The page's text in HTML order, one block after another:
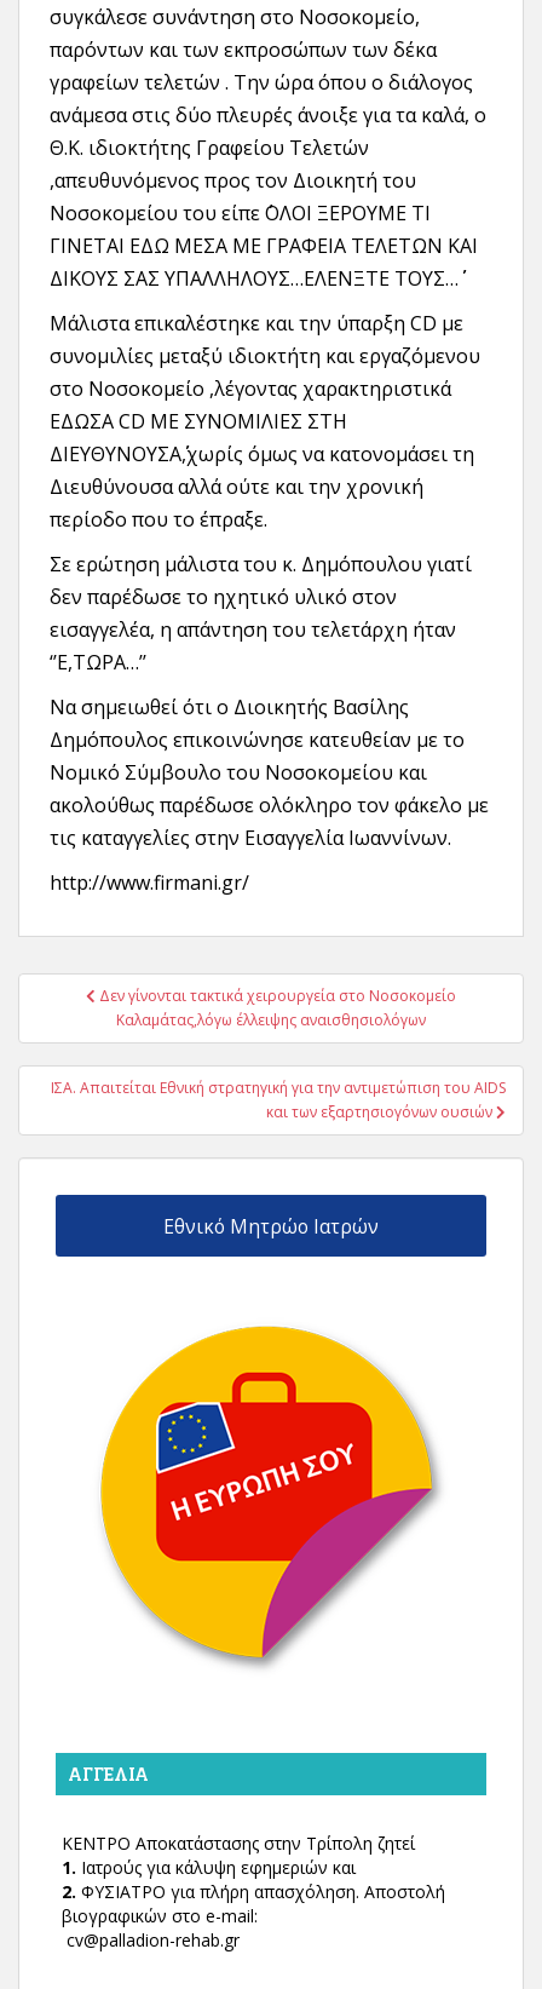
συγκάλεσε συνάντηση στο Νοσοκομείο,
παρόντων και των εκπροσώπων των δέκα
γραφείων τελετών . Την ώρα όπου ο διάλογος
ανάμεσα στις δύο πλευρές άνοιξε για τα καλά, ο
Θ.Κ. ιδιοκτήτης Γραφείου Τελετών
,απευθυνόμενος προς τον Διοικητή του
Νοσοκομείου του είπε ΄΄ΟΛΟΙ ΞΕΡΟΥΜΕ ΤΙ
ΓΙΝΕΤΑΙ ΕΔΩ ΜΕΣΑ ΜΕ ΓΡΑΦΕΙΑ ΤΕΛΕΤΩΝ ΚΑΙ
ΔΙΚΟΥΣ ΣΑΣ ΥΠΑΛΛΗΛΟΥΣ…ΕΛΕΝΞΤΕ ΤΟΥΣ…΄΄
Μάλιστα επικαλέστηκε και την ύπαρξη CD με
συνομιλίες μεταξύ ιδιοκτήτη και εργαζόμενου
στο Νοσοκομείο ,λέγοντας χαρακτηριστικά
ΕΔΩΣΑ CD ΜΕ ΣΥΝΟΜΙΛΙΕΣ ΣΤΗ
ΔΙΕΥΘΥΝΟΥΣΑ΄΄,χωρίς όμως να κατονομάσει τη
Διευθύνουσα αλλά ούτε και την χρονική
περίοδο που το έπραξε.
Σε ερώτηση μάλιστα του κ. Δημόπουλου γιατί
δεν παρέδωσε το ηχητικό υλικό στον
εισαγγελέα, η απάντηση του τελετάρχη ήταν
‘’Ε,ΤΩΡΑ…’’
Να σημειωθεί ότι ο Διοικητής Βασίλης
Δημόπουλος επικοινώνησε κατευθείαν με το
Νομικό Σύμβουλο του Νοσοκομείου και
ακολούθως παρέδωσε ολόκληρο τον φάκελο με
τις καταγγελίες στην Εισαγγελία Ιωαννίνων.
http://www.firmani.gr/
Πλοήγηση
άρθρων
Δεν γίνονται τακτικά χειρουργεία στο Νοσοκομείο
Καλαμάτας,λόγω έλλειψης αναισθησιολόγων
ΙΣΑ. Απαιτείται Εθνική στρατηγική για την αντιμετώπιση του AIDS
και των εξαρτησιογόνων ουσιών
Εθνικό Μητρώο Ιατρών
ΑΓΓΕΛΊΑ
ΚΕΝΤΡΟ Αποκατάστασης στην Τρίπολη ζητεί
1. Ιατρούς για κάλυψη εφημεριών και
2. ΦΥΣΙΑΤΡΟ για πλήρη απασχόληση. Αποστολή
βιογραφικών στο e-mail:
cv@palladion-rehab.gr